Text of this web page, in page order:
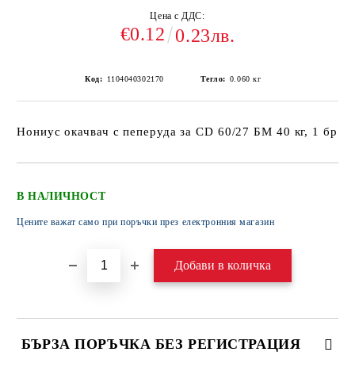
Цена с ДДС:
€0.12 0.23лв.
Код: 1104040302170 Тегло: 0.060 кг
Нониус окачвач с пеперуда за CD 60/27 БМ 40 кг, 1 бр
В НАЛИЧНОСТ
Цените важат само при поръчки през електронния магазин
БЪРЗА ПОРЪЧКА БЕЗ РЕГИСТРАЦИЯ